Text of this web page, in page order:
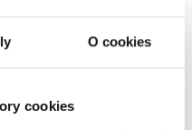
O cookies
cookies